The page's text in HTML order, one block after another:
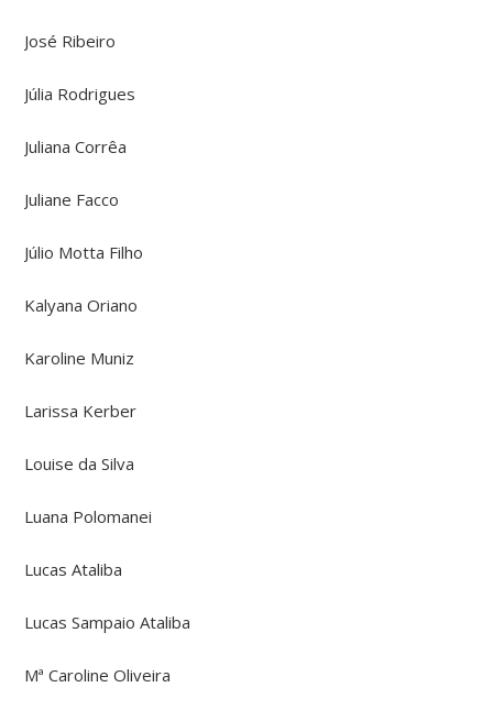
José Ribeiro
Júlia Rodrigues
Juliana Corrêa
Juliane Facco
Júlio Motta Filho
Kalyana Oriano
Karoline Muniz
Larissa Kerber
Louise da Silva
Luana Polomanei
Lucas Ataliba
Lucas Sampaio Ataliba
Mª Caroline Oliveira